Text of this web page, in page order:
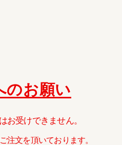
のお願い
お受けできません。
注文を頂いております。